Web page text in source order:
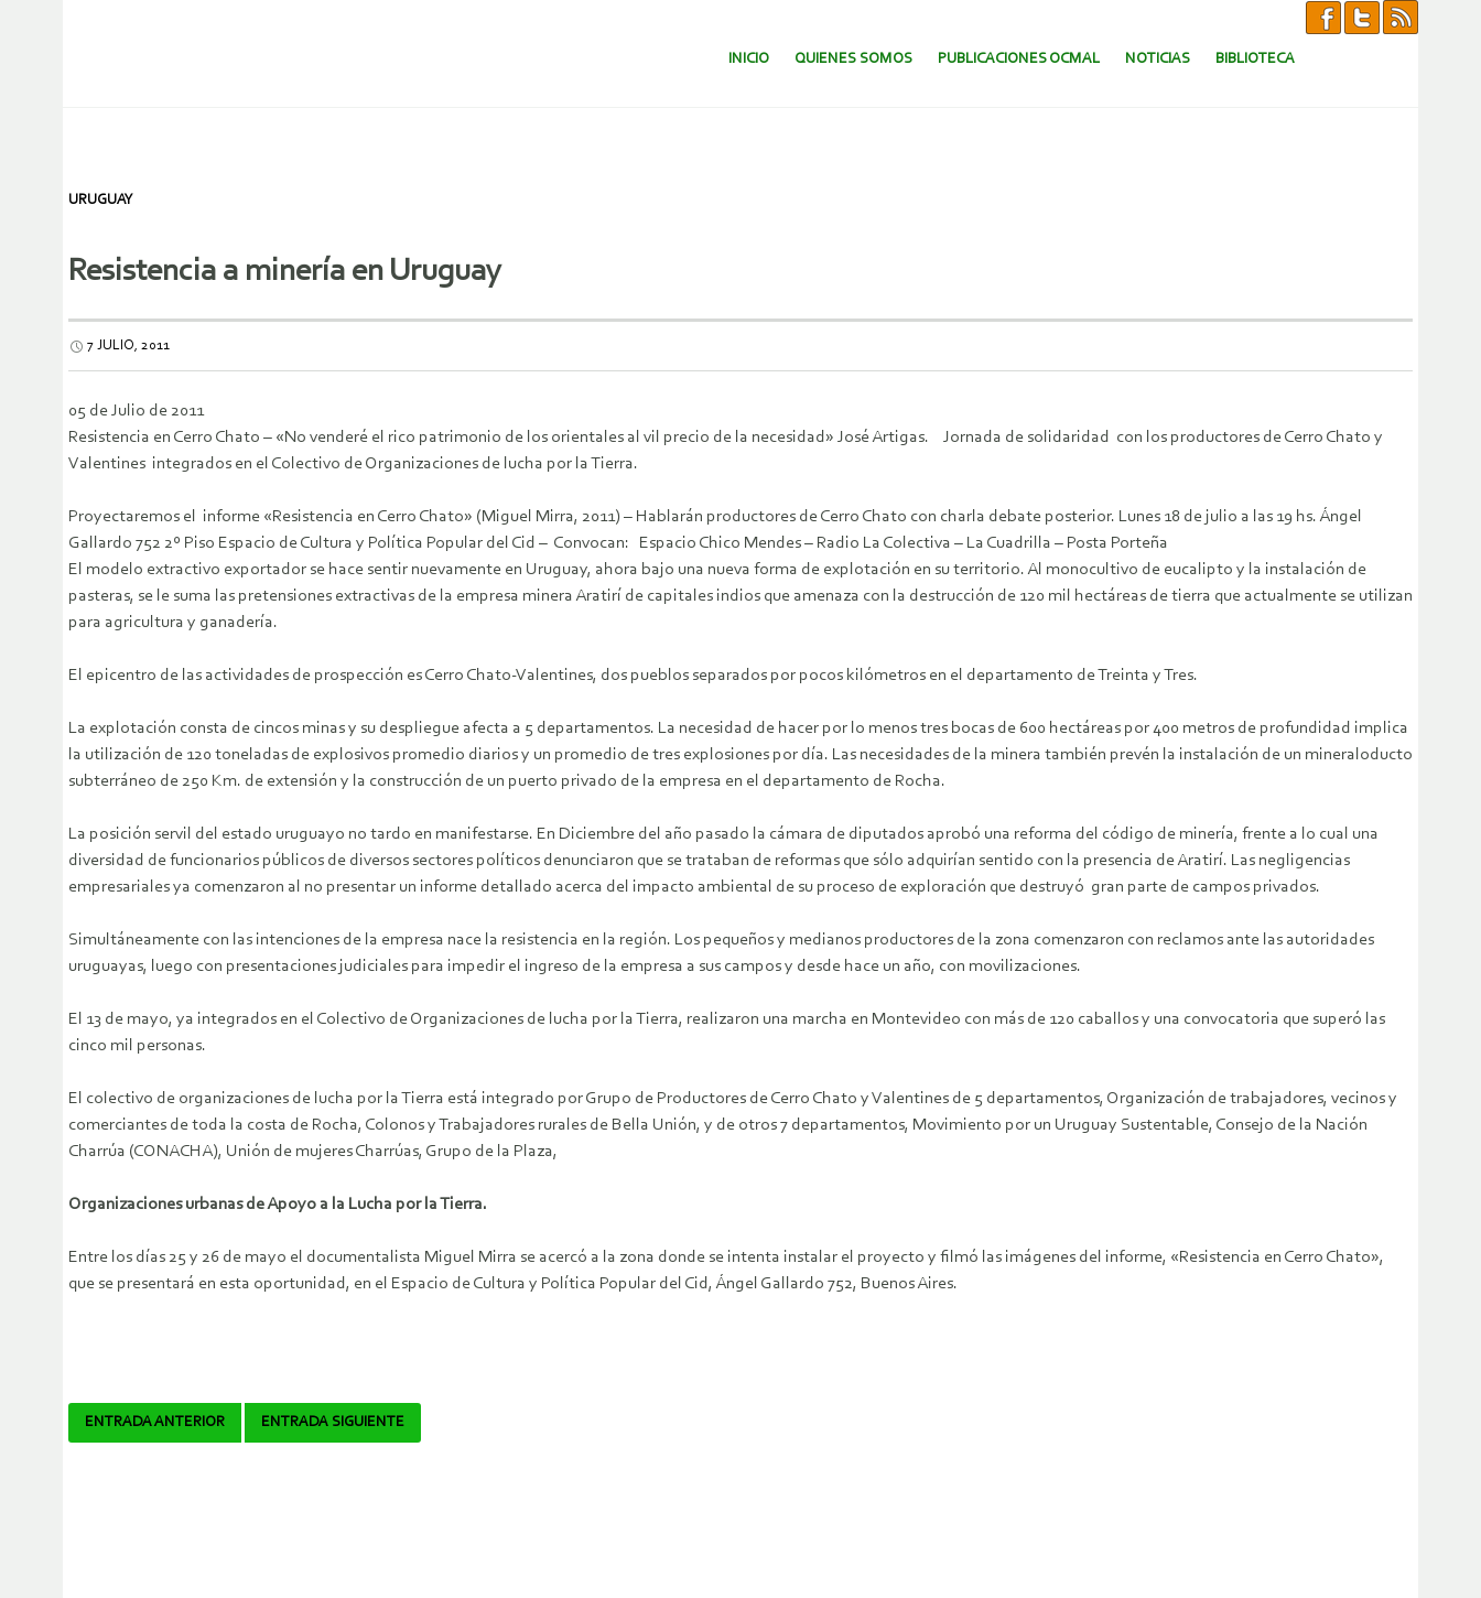
SALTAR AL CONTENIDO.
INICIO QUIENES SOMOS PUBLICACIONES OCMAL NOTICIAS BIBLIOTECA
URUGUAY
Resistencia a minería en Uruguay
7 JULIO, 2011
05 de Julio de 2011
Resistencia en Cerro Chato – «No venderé el rico patrimonio de los orientales al vil precio de la necesidad» José Artigas. Jornada de solidaridad con los productores de Cerro Chato y
Valentines integrados en el Colectivo de Organizaciones de lucha por la Tierra.
Proyectaremos el informe «Resistencia en Cerro Chato» (Miguel Mirra, 2011) – Hablarán productores de Cerro Chato con charla debate posterior. Lunes 18 de julio a las 19 hs. Ángel
Gallardo 752 2º Piso Espacio de Cultura y Política Popular del Cid – Convocan: Espacio Chico Mendes – Radio La Colectiva – La Cuadrilla – Posta Porteña
El modelo extractivo exportador se hace sentir nuevamente en Uruguay, ahora bajo una nueva forma de explotación en su territorio. Al monocultivo de eucalipto y la instalación de
pasteras, se le suma las pretensiones extractivas de la empresa minera Aratirí de capitales indios que amenaza con la destrucción de 120 mil hectáreas de tierra que actualmente se utilizan
para agricultura y ganadería.
El epicentro de las actividades de prospección es Cerro Chato-Valentines, dos pueblos separados por pocos kilómetros en el departamento de Treinta y Tres.
La explotación consta de cincos minas y su despliegue afecta a 5 departamentos. La necesidad de hacer por lo menos tres bocas de 600 hectáreas por 400 metros de profundidad implica
la utilización de 120 toneladas de explosivos promedio diarios y un promedio de tres explosiones por día. Las necesidades de la minera también prevén la instalación de un mineraloducto
subterráneo de 250 Km. de extensión y la construcción de un puerto privado de la empresa en el departamento de Rocha.
La posición servil del estado uruguayo no tardo en manifestarse. En Diciembre del año pasado la cámara de diputados aprobó una reforma del código de minería, frente a lo cual una
diversidad de funcionarios públicos de diversos sectores políticos denunciaron que se trataban de reformas que sólo adquirían sentido con la presencia de Aratirí. Las negligencias
empresariales ya comenzaron al no presentar un informe detallado acerca del impacto ambiental de su proceso de exploración que destruyó gran parte de campos privados.
Simultáneamente con las intenciones de la empresa nace la resistencia en la región. Los pequeños y medianos productores de la zona comenzaron con reclamos ante las autoridades
uruguayas, luego con presentaciones judiciales para impedir el ingreso de la empresa a sus campos y desde hace un año, con movilizaciones.
El 13 de mayo, ya integrados en el Colectivo de Organizaciones de lucha por la Tierra, realizaron una marcha en Montevideo con más de 120 caballos y una convocatoria que superó las
cinco mil personas.
El colectivo de organizaciones de lucha por la Tierra está integrado por Grupo de Productores de Cerro Chato y Valentines de 5 departamentos, Organización de trabajadores, vecinos y
comerciantes de toda la costa de Rocha, Colonos y Trabajadores rurales de Bella Unión, y de otros 7 departamentos, Movimiento por un Uruguay Sustentable, Consejo de la Nación
Charrúa (CONACHA), Unión de mujeres Charrúas, Grupo de la Plaza,
Organizaciones urbanas de Apoyo a la Lucha por la Tierra.
Entre los días 25 y 26 de mayo el documentalista Miguel Mirra se acercó a la zona donde se intenta instalar el proyecto y filmó las imágenes del informe, «Resistencia en Cerro Chato»,
que se presentará en esta oportunidad, en el Espacio de Cultura y Política Popular del Cid, Ángel Gallardo 752, Buenos Aires.
Navegador
ENTRADA ANTERIOR ENTRADA SIGUIENTE